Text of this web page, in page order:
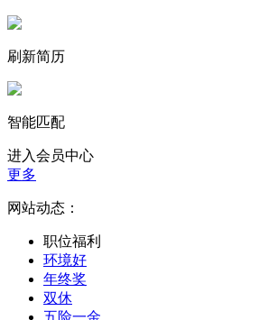
刷新简历
智能匹配
进入会员中心
更多
网站动态：
职位福利
环境好
年终奖
双休
五险一金